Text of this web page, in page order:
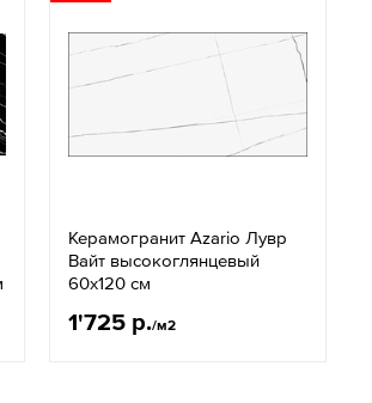
Керамогранит Azario Лувр
Вайт высокоглянцевый
60x120 см
1'725 р./м2